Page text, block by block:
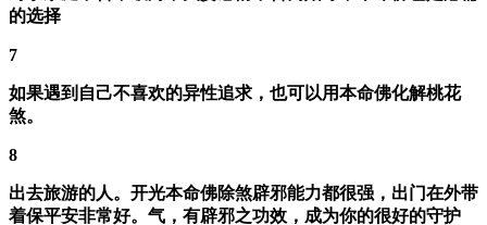
的选择
7
如果遇到自己不喜欢的异性追求，也可以用本命佛化解桃花
煞。
8
出去旅游的人。开光本命佛除煞辟邪能力都很强，出门在外带
着保平安非常好。气，有辟邪之功效，成为你的很好的守护